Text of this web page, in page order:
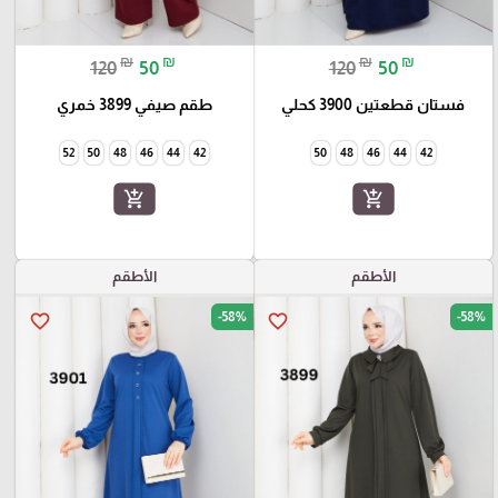
120₪ 50 ₪
فستان قطعتين 3900 كحلي
42
44
46
48
50
add_shopping_cart
120₪ 50 ₪
طقم صيفي 3899 خمري
42
44
46
48
50
52
add_shopping_cart
الأطقم
favorite_border -58%
الأطقم
favorite_border -58%